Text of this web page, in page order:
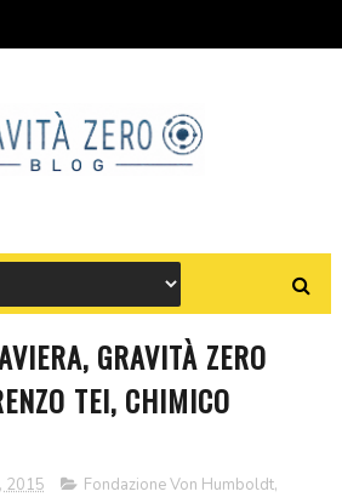
GRAVITÀ ZERO
TEI, CHIMICO
2015 Fondazione Von Humboldt,